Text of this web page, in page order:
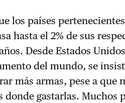
los países
hasta el 2% de sus
Desde Estados
del mundo, se
más armas, pese a que
gastarlas. Muchos